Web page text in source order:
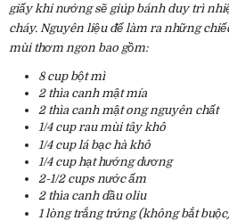
giấy khi nướng sẽ giúp bánh duy trì
cháy. Nguyên liệu để làm ra những
mùi thơm ngon bao gồm:
8 cup bột mì
2 thìa canh mật mía
2 thìa canh mật ong nguyên chất
1/4 cup rau mùi tây khô
1/4 cup lá bạc hà khô
1/4 cup hạt hướng dương
2-1/2 cups nước ấm
2 thìa canh dầu oliu
1 lòng trắng trứng (không bắt